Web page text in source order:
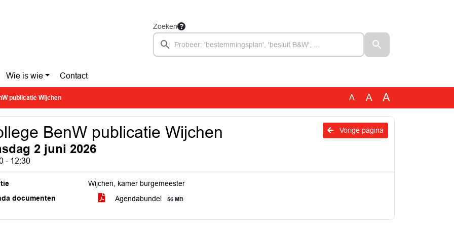
Zoeken
Wie is wie Contact
publicatie Wijchen A A A
Vorige pagina
BenW publicatie Wijchen
2 juni 2026
- 12:30
Wijchen, kamer burgemeester
documenten
Agendabundel 56 MB